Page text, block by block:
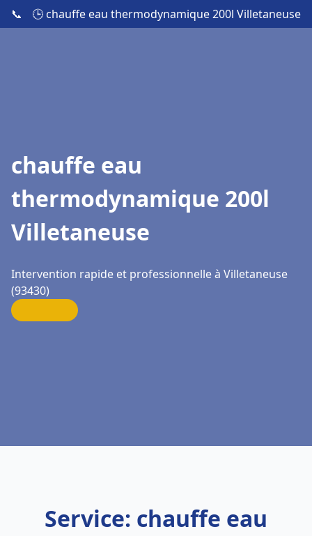
📞 🕒 chauffe eau thermodynamique 200l Villetaneuse
chauffe eau
thermodynamique 200l
Villetaneuse
Intervention rapide et professionnelle à Villetaneuse
(93430)
Service: chauffe eau